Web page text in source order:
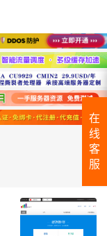
在
线
客
服